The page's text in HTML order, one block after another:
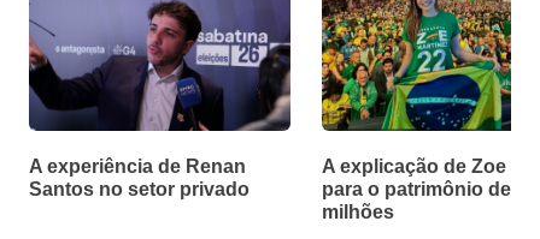
A experiência de Renan
Santos no setor privado
A explicação de Zoe
para o patrimônio de
milhões